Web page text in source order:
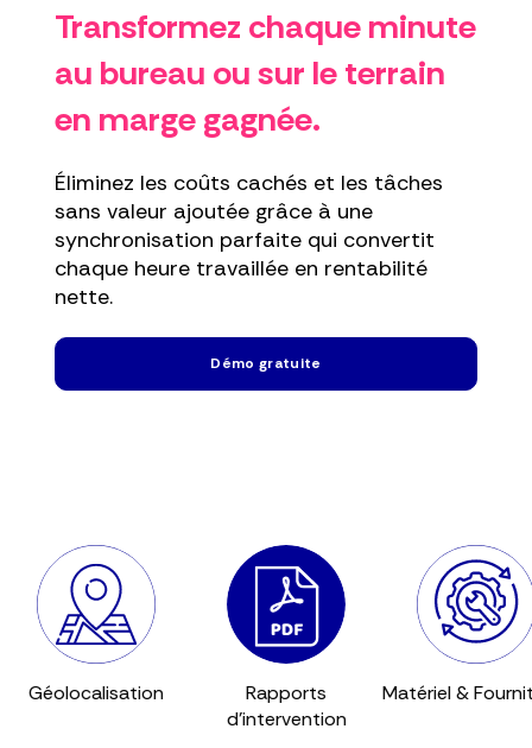
Transformez chaque minute
au bureau ou sur le terrain
en marge gagnée.
Éliminez les coûts cachés et les tâches
sans valeur ajoutée grâce à une
synchronisation parfaite qui convertit
chaque heure travaillée en rentabilité
nette.
Démo gratuite
Rapports
d'intervention
Matériel & Fournitures